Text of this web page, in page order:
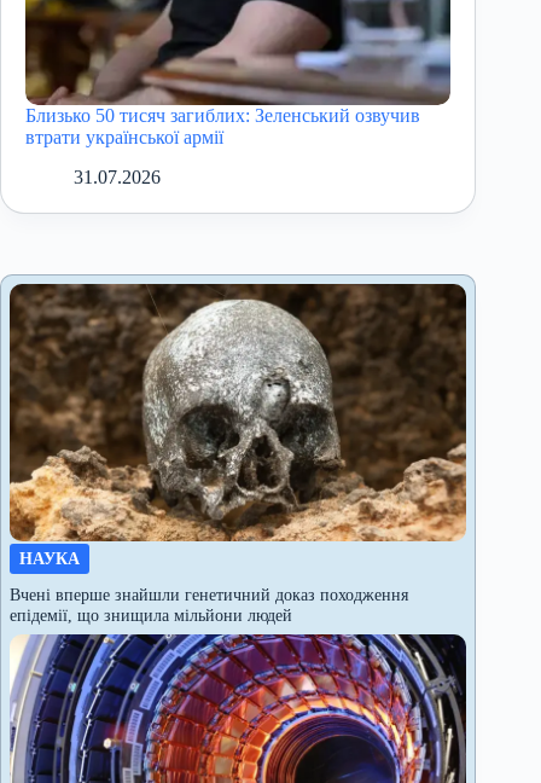
Близько 50 тисяч загиблих: Зеленський озвучив
втрати української армії
31.07.2026
НАУКА
Вчені вперше знайшли генетичний доказ походження
епідемії, що знищила мільйони людей